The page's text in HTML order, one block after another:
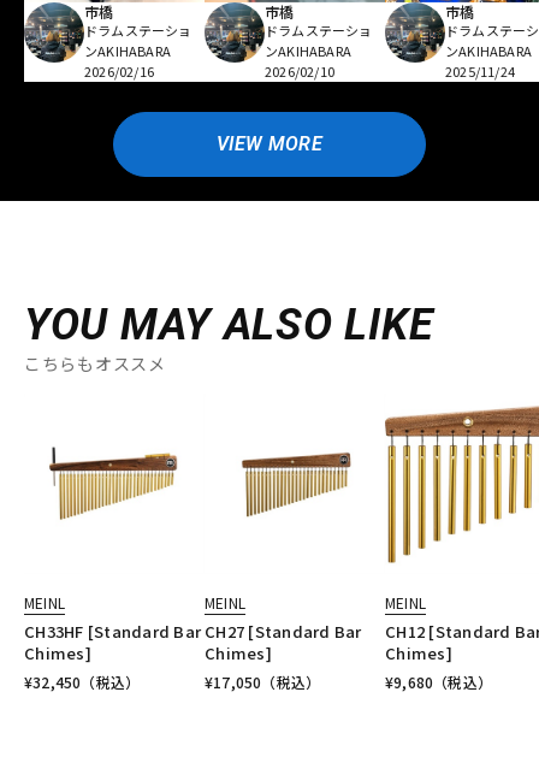
市橋
ドラムステーショ
ンAKIHABARA
2026/02/16
市橋
ドラムステーショ
ンAKIHABARA
2026/02/10
市橋
ドラムステー
ンAKIHABARA
2025/11/24
VIEW MORE
YOU MAY ALSO LIKE
こちらもオススメ
MEINL
CH33HF [Standard Bar
Chimes]
¥32,450 （税込）
MEINL
CH27 [Standard Bar
Chimes]
¥17,050 （税込）
MEINL
CH12 [Standard
Chimes]
¥9,680 （税込）